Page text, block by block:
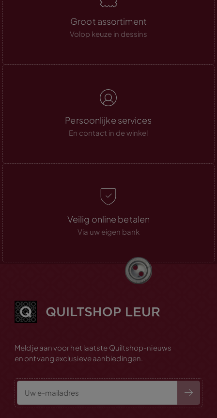
Groot assortiment
Volop keuze in dessins
Persoonlijke services
En contact in de winkel
Veilig online betalen
Via uw eigen bank
Meld je aan voor het laatste Quiltshop-nieuws
en ontvang exclusieve aanbiedingen.